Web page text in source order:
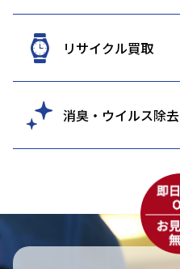
リサイクル買取
消臭・ウイルス除去